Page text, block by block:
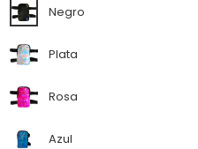
Negro
Plata
Rosa
Azul